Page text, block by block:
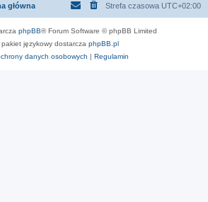
główna Strefa czasowa UTC+02:00
phpBB® Forum Software © phpBB Limited
pakiet językowy dostarcza phpBB.pl
danych osobowych | Regulamin